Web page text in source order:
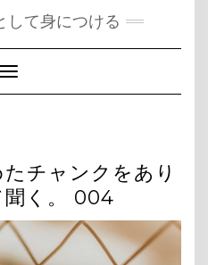
して身につける
Toggle Navigation
チャンクをあり
聞く。 004